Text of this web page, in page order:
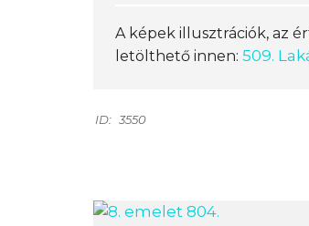
A képek illusztrációk, az
letölthető innen: 509.
ID: 3550